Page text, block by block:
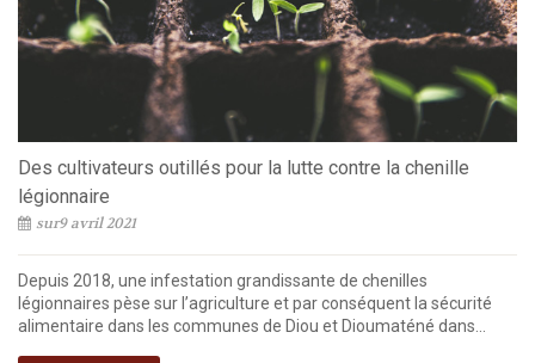
Des cultivateurs outillés pour la lutte contre la chenille
légionnaire
sur9 avril 2021
Depuis 2018, une infestation grandissante de chenilles
légionnaires pèse sur l’agriculture et par conséquent la sécurité
alimentaire dans les communes de Diou et Dioumaténé dans...